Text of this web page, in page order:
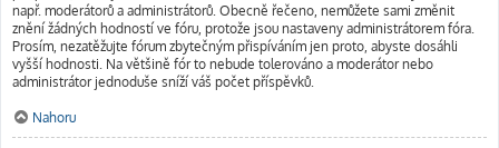
např. moderátorů a administrátorů. Obecně řečeno, nemůžete sami změnit
znění žádných hodností ve fóru, protože jsou nastaveny administrátorem fóra.
Prosím, nezatěžujte fórum zbytečným přispíváním jen proto, abyste dosáhli
vyšší hodnosti. Na většině fór to nebude tolerováno a moderátor nebo
administrátor jednoduše sníží váš počet příspěvků.
Nahoru